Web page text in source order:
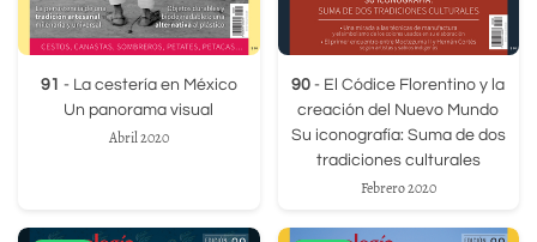
91 - La cestería en México
Un panorama visual
Abril 2020
90 - El Códice Florentino y la
creación del Nuevo Mundo
Su iconografía: Suma de dos
tradiciones culturales
Febrero 2020